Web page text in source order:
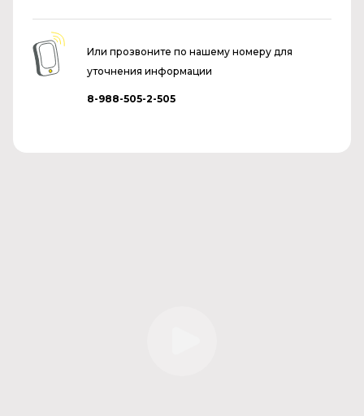
Или прозвоните по нашему номеру для
уточнения информации
8-988-505-2-505